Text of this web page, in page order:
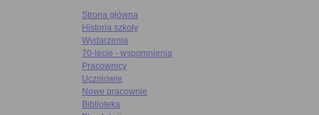
Strona główna
Historia szkoły
Wydarzenia
70-lecie - wspomnienia
Pracownicy
Uczniowie
Nowe pracownie
Biblioteka